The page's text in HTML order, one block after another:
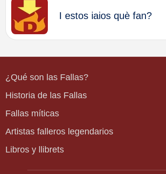
de
entradas
I estos iaios què fan?
¿Qué son las Fallas?
Historia de las Fallas
Fallas míticas
Artistas falleros legendarios
Libros y llibrets